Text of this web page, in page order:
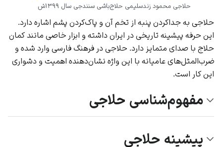
حلاجی محمود زندسلیمی حلاج‌باشی سنندجی سال ۱۳۹۹ش
حلاجی به جداکردن پنبه از تخم آن و پاک‌کردن پشم اشاره دارد.
این حرفه پیشینه تاریخی در ایران داشته و ابزار خاصی مانند کمان
حلاج با صدای متمایز دارد. حلاجی در فرهنگ فارسی وارد شده و
ضرب‌المثل‌های عامیانه با این واژه نشان‌دهنده اهمیت و دشواری
این کار است.
مفهوم‌شناسی حلاجی
پیشینه حلاجی